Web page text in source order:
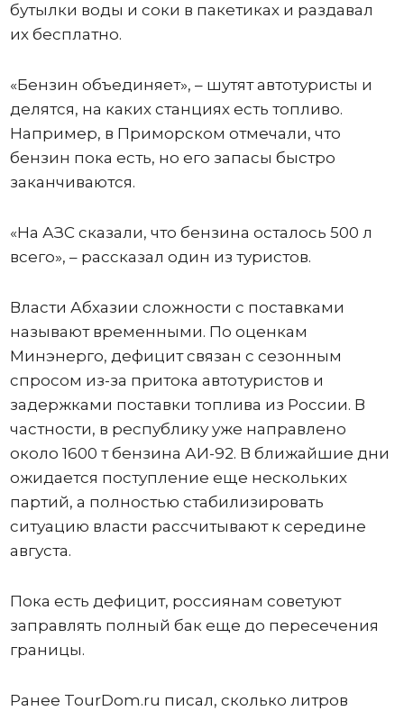
бутылки воды и соки в пакетиках и раздавал
их бесплатно.
«Бензин объединяет», – шутят автотуристы и
делятся, на каких станциях есть топливо.
Например, в Приморском отмечали, что
бензин пока есть, но его запасы быстро
заканчиваются.
«На АЗС сказали, что бензина осталось 500 л
всего», – рассказал один из туристов.
Власти Абхазии сложности с поставками
называют временными. По оценкам
Минэнерго, дефицит связан с сезонным
спросом из-за притока автотуристов и
задержками поставки топлива из России. В
частности, в республику уже направлено
около 1600 т бензина АИ-92. В ближайшие дни
ожидается поступление еще нескольких
партий, а полностью стабилизировать
ситуацию власти рассчитывают к середине
августа.
Пока есть дефицит, россиянам советуют
заправлять полный бак еще до пересечения
границы.
Ранее TourDom.ru писал, сколько литров